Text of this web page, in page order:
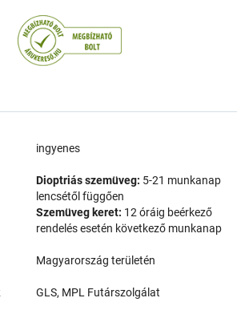
ingyenes
Dioptriás szemüveg: 5-21 munkanap
lencsétől függően
Szemüveg keret: 12 óráig beérkező
rendelés esetén következő munkanap
Magyarország területén
GLS, MPL Futárszolgálat